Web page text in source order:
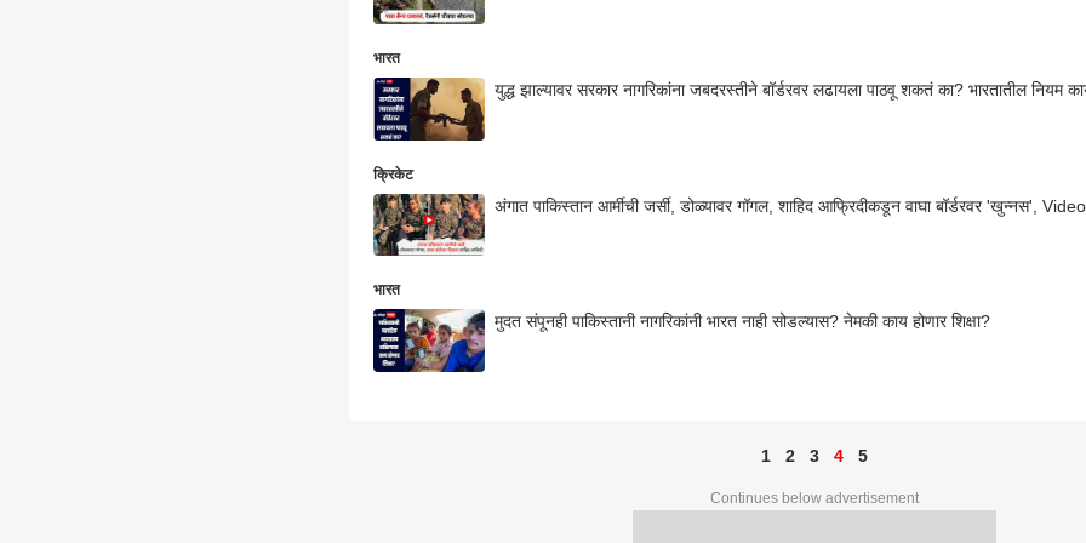
भारत
युद्ध झाल्यावर सरकार नागरिकांना जबदरस्तीने बॉर्डरवर लढायला पाठवू शकतं का? भारतातील नियम
क्रिकेट
अंगात पाकिस्तान आर्मीची जर्सी, डोळ्यावर गॉगल, शाहिद आफ्रिदीकडून वाघा बॉर्डरवर 'खुन्नस',
भारत
मुदत संपूनही पाकिस्तानी नागरिकांनी भारत नाही सोडल्यास? नेमकी काय होणार शिक्षा?
1 2 3 4 5
Continues below advertisement